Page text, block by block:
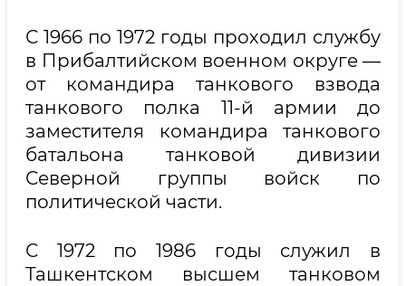
С 1966 по 1972 годы проходил службу
в Прибалтийском военном округе —
от командира танкового взвода
танкового полка 11-й армии до
заместителя командира танкового
батальона танковой дивизии
Северной группы войск по
политической части.
С 1972 по 1986 годы служил в
Ташкентском высшем танковом